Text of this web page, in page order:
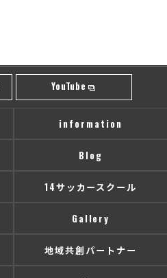
YouTube
information
Blog
14サッカースクール
Gallery
地域共創パートナー